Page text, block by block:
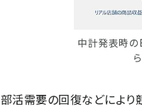
中計発表時の
部活需要の回復などにより